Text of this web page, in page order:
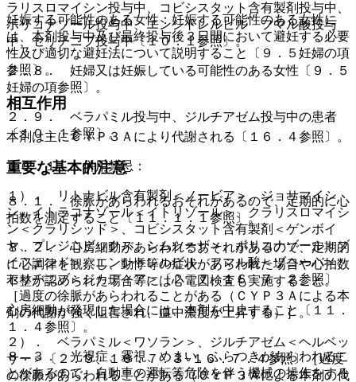
妊娠する可能性のある女性：妊娠する可能性のある女性に
は、本剤投与中及び最終投与後３日間において避妊する必要
性及び適切な避妊法について説明すること〔９．５妊婦の項
参照〕。
相互作用
本剤は主にＣＹＰ３Ａにより代謝される〔１６．４参照〕。
１０．１． 併用禁忌：
１）． リトナビル含有製剤＜ノービア＞、ジョサマイシ
ン、イトラコナゾール＜イトリゾール＞、クラリスロマイシ
ン＜クラリシッド＞、コビシスタット含有製剤＜ゲンボイ
ヤ、プレジコビックス、シムツーザ＞、ボリコナゾール＜ブ
イフェンド＞、エンシトレルビル フマル酸＜ゾコーバ＞、
セリチニブ＜ジカディア＞〔２．７、１６．７．２参照〕
［過度の徐脈があらわれることがある（ＣＹＰ３Ａによる本
剤の代謝が強く阻害され、血中濃度が上昇する）］。
２）． ベラパミル＜ワソラン＞、ジルチアゼム＜ヘルベッ
サー＞〔２．９、１６．７．３−１６．７．４参照〕［過度
の徐脈があらわれることがある（ＣＹＰ３Ａによる本剤の代
ラリスロマイシン投与中、コビシスタット含有製剤投与中、
ボリコナゾール投与中、エンシトレルビル フマル酸投与
中、セリチニブ投与中〔１０．１参照〕。
２．８． 妊婦又は妊娠している可能性のある女性〔９．５
妊婦の項参照〕。
２．９． ベラパミル投与中、ジルチアゼム投与中の患者
〔１０．１参照〕。
重要な基本的注意
８．１． 徐脈があらわれるおそれがあるので、定期的に心
拍数を測定すること〔１１．１．１参照〕。
８．２． 心房細動があらわれるおそれがあるので、定期的
に心調律を観察し、動悸等の症状があらわれた場合や心拍数
不整が認められた場合等には心電図検査も実施すること。
心房細動が発現した場合には、本剤を中止すること〔１１．
１．４参照〕。
８．３． 光視症、霧視、めまい、ふらつきがあらわれるこ
とがあるので、自動車の運転等危険を伴う機械の操作をする